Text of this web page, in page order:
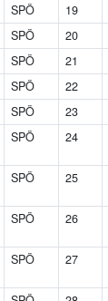
SPÖ 19
SPÖ 20
SPÖ 21
SPÖ 22
SPÖ 23
SPÖ 24
SPÖ 25
SPÖ 26
SPÖ 27